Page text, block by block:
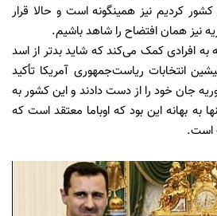
کردیم نیز همینگونه است و حالا قرار
همان افتضاح را شاهد باشیم.
افرادی کمک می‌کند که شاید بدتر از اسد
انتخابات ریاست‌جمهوری آمریکا تأکید
جان خود را از دست دادند و این کشور به
به بهانه این بود که اوباما معتقد است که
است.